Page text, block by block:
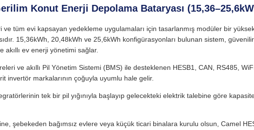
Konut Enerji Depolama Bataryası
tüm evi kapsayan yedekleme uygulamaları için tasarlanmış modüler bir
15,36kWh, 20,48kWh ve 25,6kWh konfigürasyonları bulunan sistem, güvenilir
ev enerji yönetimi sağlar.
ve akıllı Pil Yönetim Sistemi (BMS) ile desteklenen HESB1, CAN, RS485,
invertör markalarının çoğuyla uyumlu hale gelir.
tek bir pil yığınıyla başlayıp gelecekteki elektrik talebine göre
şebekeden bağımsız evlere veya küçük ticari binalara kurulu olsun, Camel